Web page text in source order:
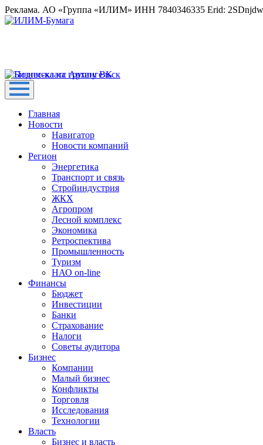
Реклама. АО «Группа «ИЛИМ» ИНН 7840346335 Erid:
Главная
Новости
Навигатор
Новости компаний
Регион
Энергетика
Транспорт и связь
Стройиндустрия
ЖКХ
Агропром
Лесной комплекс
Экономика
Ретроспектива
Промышленность
Туризм
НАО on-line
Финансы
Бюджет
Инвестиции
Банки
Страхование
Налоги
Советы аудитора
Бизнес
Компании
Малый бизнес
Конфликты
Торговля
Исследования
Технологии
Власть
Бизнес и власть